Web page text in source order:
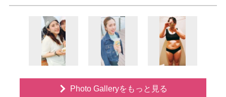
Photo Galleryをもっと見る